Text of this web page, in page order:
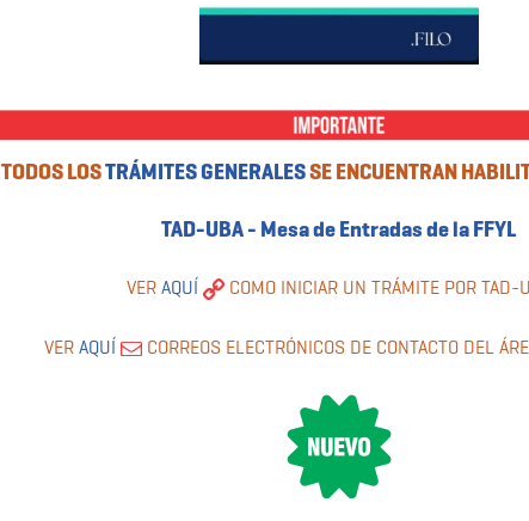
TODOS LOSTRÁMITES GENERALESSE ENCUENTRAN
TAD-UBA - Mesa de Entradas de la FFYL
VER AQUÍ COMO INICIAR UN TRÁMITE POR TAD-
VER AQUÍ CORREOS ELECTRÓNICOS DE CONTACTO DEL